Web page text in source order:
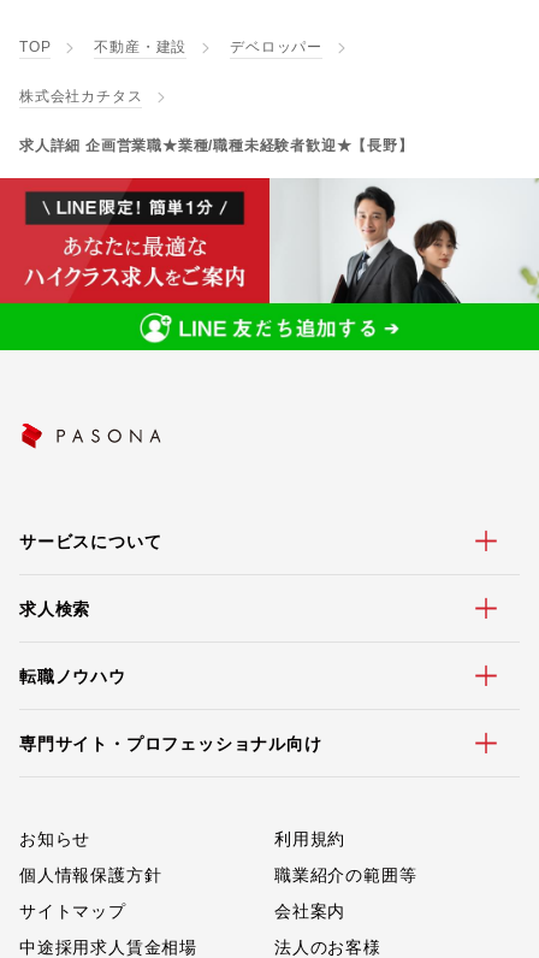
TOP 不動産・建設 デベロッパー
株式会社カチタス
求人詳細 企画営業職★業種/職種未経験者歓迎★【長野】
サービスについて
求人検索
転職ノウハウ
専門サイト・プロフェッショナル向け
お知らせ
利用規約
個人情報保護方針
職業紹介の範囲等
サイトマップ
会社案内
中途採用求人賃金相場
法人のお客様